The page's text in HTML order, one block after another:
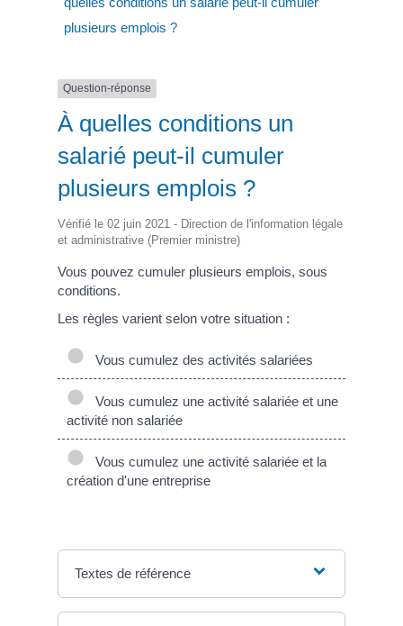
plusieurs emplois ?
Question-réponse
À quelles conditions un
salarié peut-il cumuler
plusieurs emplois ?
Vérifié le 02 juin 2021 - Direction de l'information légale
et administrative (Premier ministre)
Vous pouvez cumuler plusieurs emplois, sous
conditions.
Les règles varient selon votre situation :
Vous cumulez des activités salariées
Vous cumulez une activité salariée et une
activité non salariée
Vous cumulez une activité salariée et la
création d'une entreprise
Textes de référence